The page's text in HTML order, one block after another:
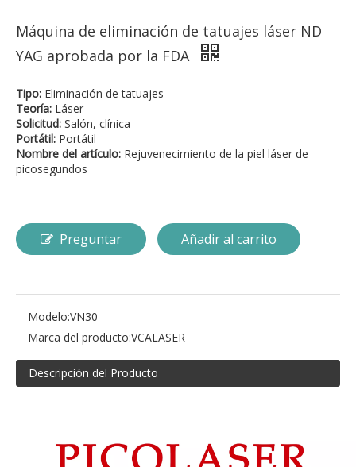
Máquina de eliminación de tatuajes láser ND
YAG aprobada por la FDA
Tipo: Eliminación de tatuajes
Teoría: Láser
Solicitud: Salón, clínica
Portátil: Portátil
Nombre del artículo: Rejuvenecimiento de la piel láser de
picosegundos
Preguntar Añadir al carrito
Modelo:VN30
Marca del producto:VCALASER
Descripción del Producto